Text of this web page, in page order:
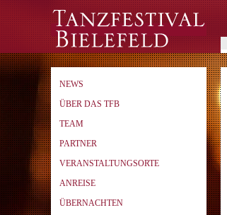
NEWS
ÜBER DAS TFB
TEAM
PARTNER
VERANSTALTUNGSORTE
ANREISE
ÜBERNACHTEN